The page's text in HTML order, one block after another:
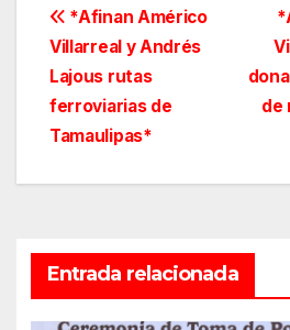
Navegación
de
entradas
de
*Afinan Américo
Villarreal y Andrés
Lajous rutas
ferroviarias de
Tamaulipas*
Entrada relacionada